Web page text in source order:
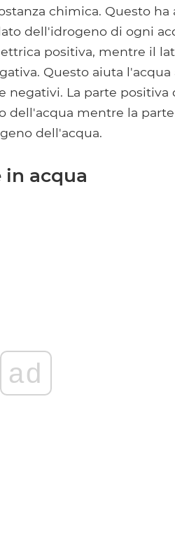
chimica. Questo ha
dell'idrogeno di ogni
positiva, mentre il
Questo aiuta l'acqua
La parte positiva
dell'acqua mentre la
dell'acqua.
in acqua
ad